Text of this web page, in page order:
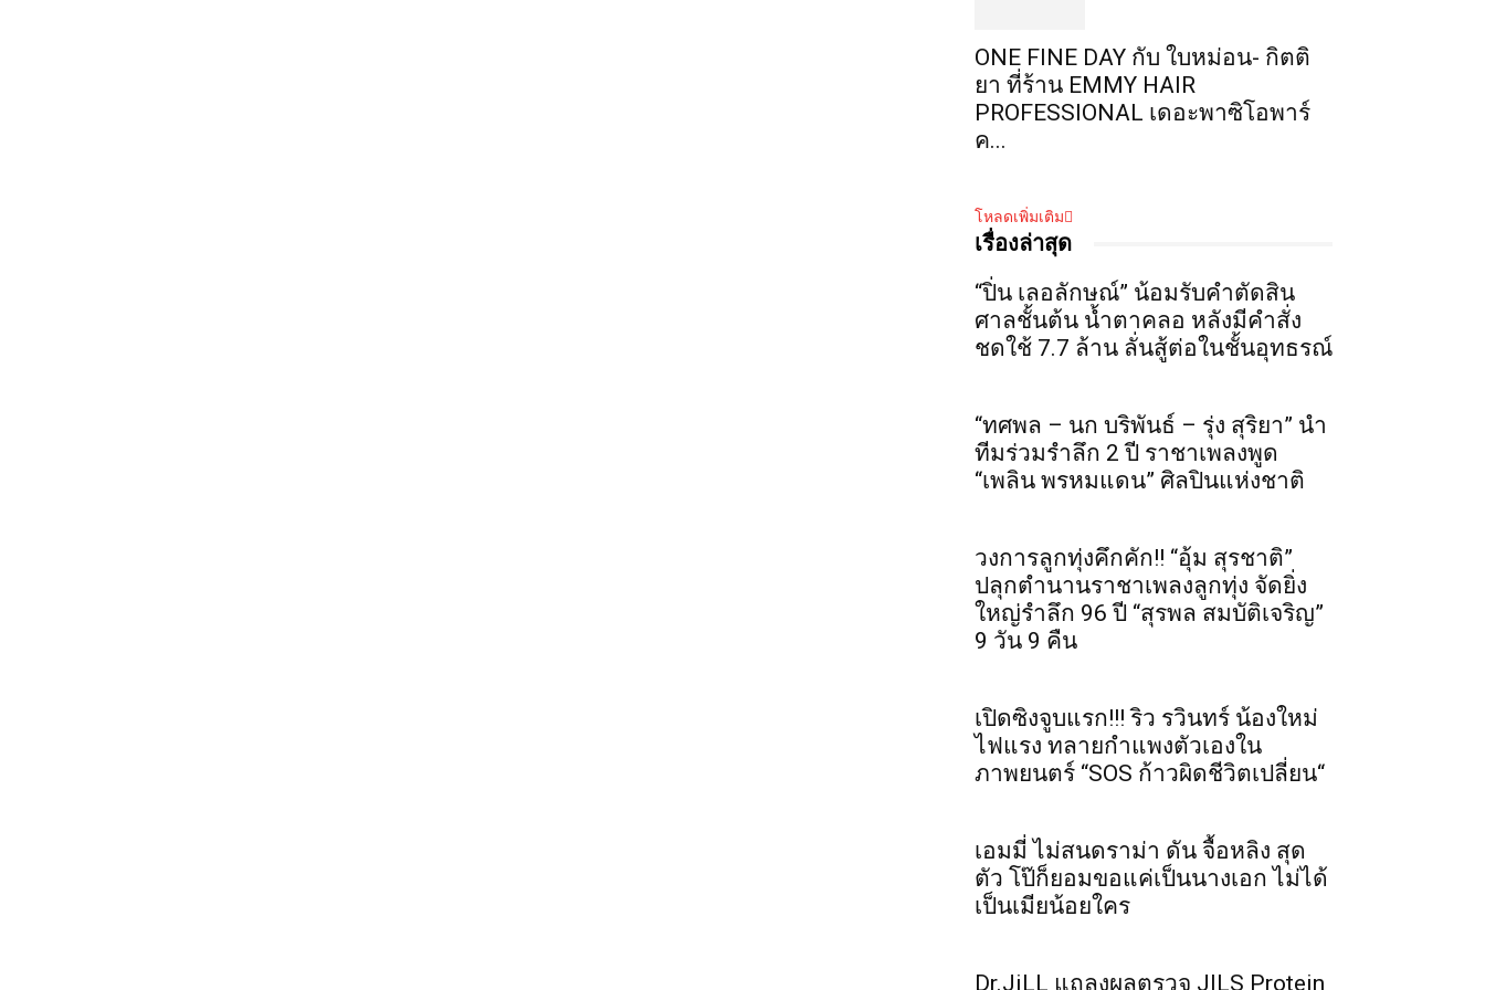
ONE FINE DAY กับ ใบหม่อน- กิตติ
ยา ที่ร้าน EMMY HAIR
PROFESSIONAL เดอะพาซิโอพาร์
ค...
โหลดเพิ่มเติม
เรื่องล่าสุด
“ปิ่น เลอลักษณ์” น้อมรับคำตัดสิน
ศาลชั้นต้น น้ำตาคลอ หลังมีคำสั่ง
ชดใช้ 7.7 ล้าน ลั่นสู้ต่อในชั้นอุทธรณ์
“ทศพล – นก บริพันธ์ – รุ่ง สุริยา” นำ
ทีมร่วมรำลึก 2 ปี ราชาเพลงพูด
“เพลิน พรหมแดน” ศิลปินแห่งชาติ
วงการลูกทุ่งคึกคัก!! “อุ้ม สุรชาติ”
ปลุกตำนานราชาเพลงลูกทุ่ง จัดยิ่ง
ใหญ่รำลึก 96 ปี “สุรพล สมบัติเจริญ”
9 วัน 9 คืน
เปิดซิงจูบแรก!!! ริว รวินทร์ น้องใหม่
ไฟแรง ทลายกำแพงตัวเองใน
ภาพยนตร์ “SOS ก้าวผิดชีวิตเปลี่ยน“
เอมมี่ ไม่สนดราม่า ดัน จื้อหลิง สุด
ตัว โป๊ก็ยอมขอแค่เป็นนางเอก ไม่ได้
เป็นเมียน้อยใคร
Dr.JiLL แถลงผลตรวจ JILS Protein